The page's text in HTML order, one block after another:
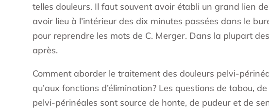
telles douleurs. Il faut souvent avoir établi un grand lien
avoir lieu à l’intérieur des dix minutes passées dans le
pour reprendre les mots de C. Merger. Dans la plupart
après.
Comment aborder le traitement des douleurs pelvi-
qu’aux fonctions d’élimination? Les questions de tabou,
pelvi-périnéales sont source de honte, de pudeur et de